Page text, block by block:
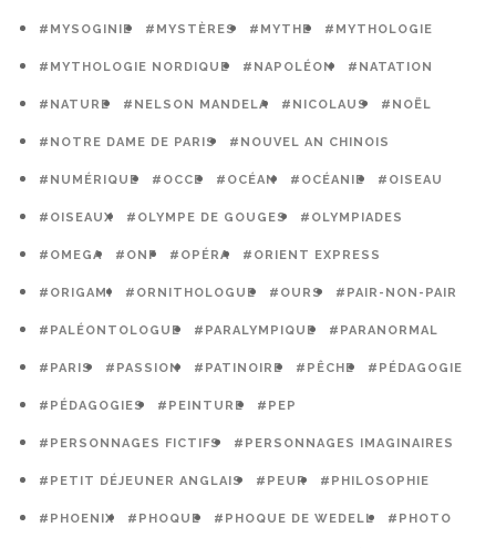
#MYSOGINIE #MYSTÈRES #MYTHE #MYTHOLOGIE
#MYTHOLOGIE NORDIQUE #NAPOLÉON #NATATION
#NATURE #NELSON MANDELA #NICOLAUS #NOËL
#NOTRE DAME DE PARIS #NOUVEL AN CHINOIS
#NUMÉRIQUE #OCCE #OCÉAN #OCÉANIE #OISEAU
#OISEAUX #OLYMPE DE GOUGES #OLYMPIADES
#OMEGA #ONF #OPÉRA #ORIENT EXPRESS
#ORIGAMI #ORNITHOLOGUE #OURS #PAIR-NON-PAIR
#PALÉONTOLOGUE #PARALYMPIQUE #PARANORMAL
#PARIS #PASSION #PATINOIRE #PÊCHE #PÉDAGOGIE
#PÉDAGOGIES #PEINTURE #PEP
#PERSONNAGES FICTIFS #PERSONNAGES IMAGINAIRES
#PETIT DÉJEUNER ANGLAIS #PEUR #PHILOSOPHIE
#PHOENIX #PHOQUE #PHOQUE DE WEDELL #PHOTO